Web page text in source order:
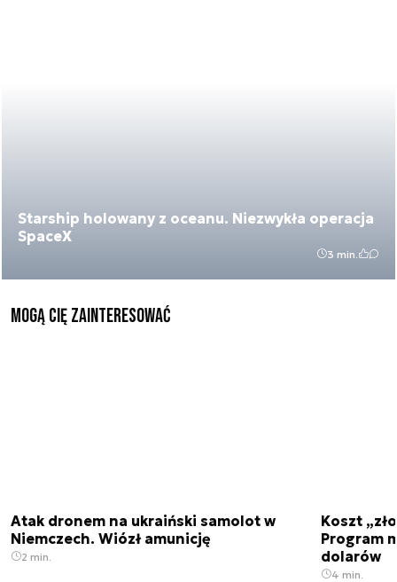
Starship holowany z oceanu. Niezwykła operacja
SpaceX
3 min.
Mogą Cię zainteresować
Atak dronem na ukraiński samolot w
Niemczech. Wiózł amunicję
2 min.
Koszt
Program
dolarów
4 min.